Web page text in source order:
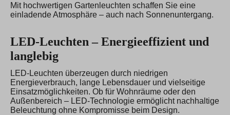
Mit hochwertigen Gartenleuchten schaffen Sie eine
einladende Atmosphäre – auch nach Sonnenuntergang.
LED-Leuchten – Energieeffizient und
langlebig
LED-Leuchten überzeugen durch niedrigen
Energieverbrauch, lange Lebensdauer und vielseitige
Einsatzmöglichkeiten. Ob für Wohnräume oder den
Außenbereich – LED-Technologie ermöglicht nachhaltige
Beleuchtung ohne Kompromisse beim Design.